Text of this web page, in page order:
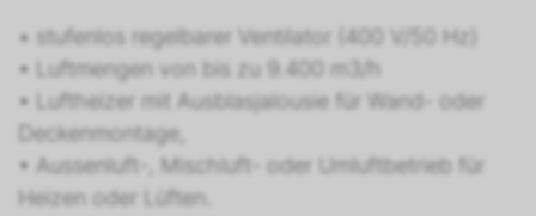
• stufenlos regelbarer Ventilator (400 V/50 Hz)
• Luftmengen von bis zu 9.400 m3/h
• Luftheizer mit Ausblasjalousie für Wand- oder
Deckenmontage,
• Aussenluft-, Mischluft- oder Umluftbetrieb für
Heizen oder Lüften.